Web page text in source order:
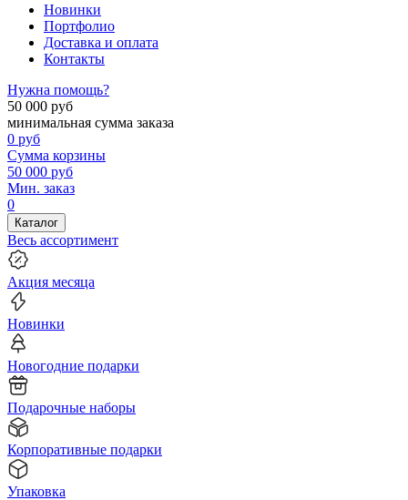
Новинки
Портфолио
Доставка и оплата
Контакты
Нужна помощь?
50 000 руб
минимальная сумма заказа
0 руб
Сумма корзины
50 000 руб
Мин. заказ
0
Каталог
Весь ассортимент
Акция месяца
Новинки
Новогодние подарки
Подарочные наборы
Корпоративные подарки
Упаковка